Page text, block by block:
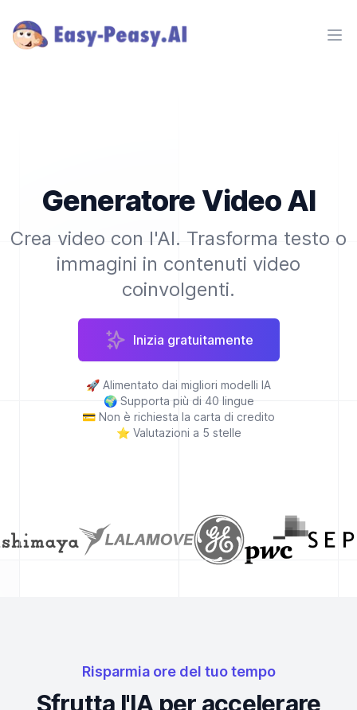
Generatore Video AI
Crea video con l'AI. Trasforma testo o
immagini in contenuti video
coinvolgenti.
Inizia gratuitamente
🚀 Alimentato dai migliori modelli IA
🌍 Supporta più di 40 lingue
💳 Non è richiesta la carta di credito
⭐ Valutazioni a 5 stelle
Risparmia ore del tuo tempo
Sfrutta l'IA per accelerare